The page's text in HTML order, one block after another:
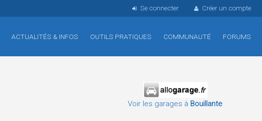
Se connecter Créer un compte
ACTUALITÉS & INFOS OUTILS PRATIQUES COMMUNAUTÉ FORUMS
Voir les garages à Bouillante